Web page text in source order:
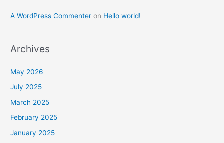
A WordPress Commenter on Hello world!
Archives
May 2026
July 2025
March 2025
February 2025
January 2025